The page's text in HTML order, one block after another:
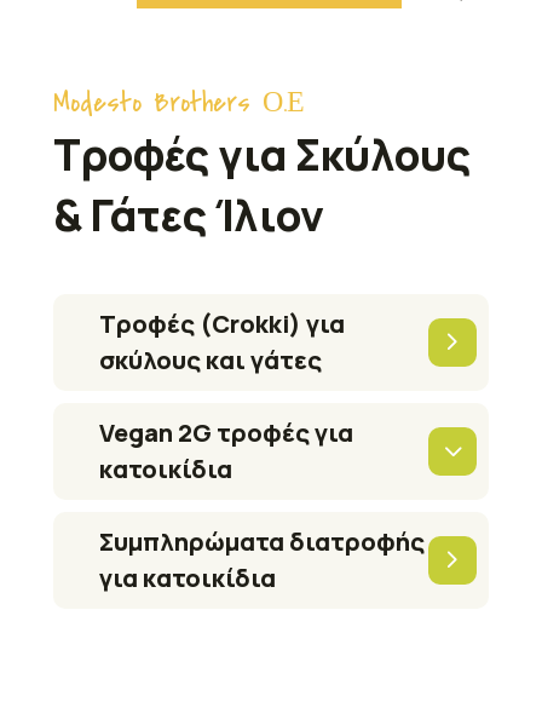
Modesto Brothers Ο.Ε
Τροφές για Σκύλους
& Γάτες Ίλιον
Τροφές (Crokki) για
σκύλους και γάτες
Vegan 2G τροφές για
κατοικίδια
Συμπληρώματα διατροφής
για κατοικίδια